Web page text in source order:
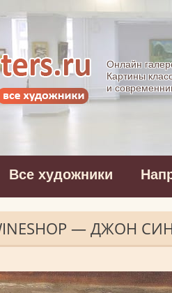
Allpainters.ru
Онлайн
Картины
и
Все художники
— ДЖОН